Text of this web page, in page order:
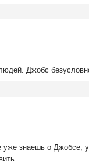
Джобс
уже знаешь о Джобсе,